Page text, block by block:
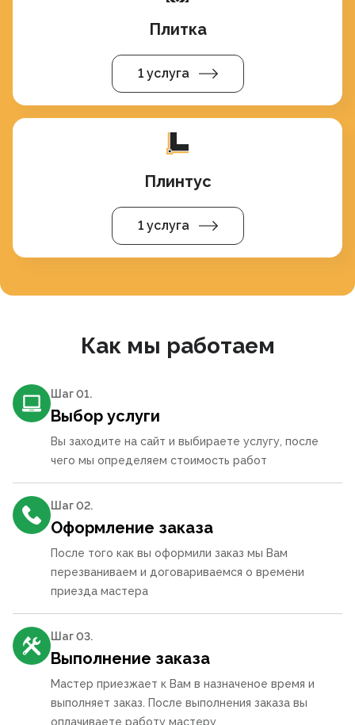
Плитка
1 услуга
Плинтус
1 услуга
Как мы работаем
Шаг 01.
Выбор услуги
Вы заходите на сайт и выбираете услугу, после
чего мы определяем стоимость работ
Шаг 02.
Оформление заказа
После того как вы оформили заказ мы Вам
перезваниваем и договариваемся о времени
приезда мастера
Шаг 03.
Выполнение заказа
Мастер приезжает к Вам в назначеное время и
выполняет заказ. После выполнения заказа вы
оплачиваете работу мастеру